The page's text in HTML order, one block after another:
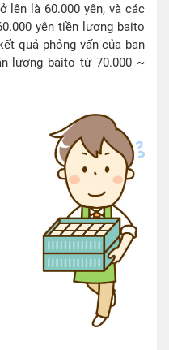
lên là 60.000 yên, và các
yên tiền lương baito
quả phỏng vấn của ban
lương baito từ 70.000 ~